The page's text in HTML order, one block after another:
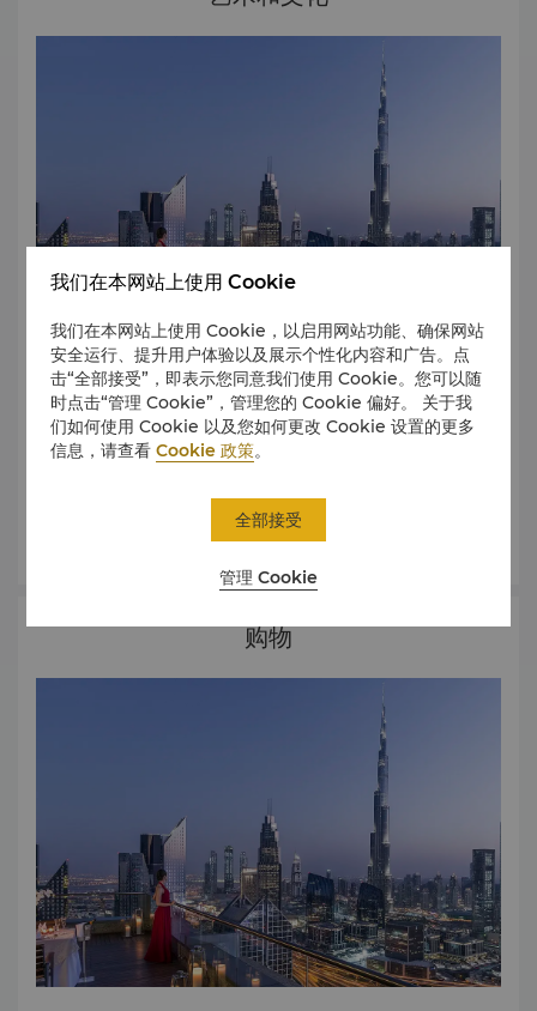
奇迹花园在冬季和春季开放，园中有超过 1.5 亿朵花同时争相
绽放。这座世界最大的自然花园占地超过 7.2 万平方米，因保
持吉尼斯世界纪录的鲜花造型闻名遐迩。其中还有世界最大的
室内蝴蝶园。
爱心湖
一个位于库卓湖区的隐藏景点，由两个互相连通的心形湖泊组
庆祝爱情的绝佳地点。
参观世界闻名的博物馆，领略迪拜老城的文化与传统，探访美
轮美奂的清真寺，让我们带您把握迪拜都市脉搏，寻访最热门
的文化景点。
未来博物馆（MOTF）是迪拜最著名的地标建筑之一，坐落在
这座城市的超级高速公路——谢赫·扎耶德路旁。这座博物馆由
迪拜未来基金会创建，于 2022 年 2 月 22 日开幕，展示了社
会将如何在未来几十年中借助科技迅速发展。
景点等多种元素，让参观者可以超越现在，展望未来的无限可
Al Seef
作为历史文化街区，Al Seef 是游客们购物、用餐和住宿的理
想之地。从购物摊贩到星巴克咖啡馆，Al Seef 每座建筑的外
立面都经过仿古装饰，古香古色的外观让您瞬间回到迪拜的过
去。
Abra Creek Crossing
An abra（阿拉伯语意为“穿越”）每隔几分钟发船，带游客沿
迪拜河探访四个站点。热闹非凡的迪拜河是迪拜人世代沿袭的
生命线，人们在此处定居，发展珍珠产业，并建成迪拜的第一
座港口。
迪拜历史街区
该区域面积达 1.5 平方公里，由 60 个独立的项目组成。大部
了解更多
购物
我们在本网站上使用 Cookie
我们在本网站上使用 Cookie，以启用网站功能、确保网站
安全运行、提升用户体验以及展示个性化内容和广告。点
击“全部接受”，即表示您同意我们使用 Cookie。您可以随
时点击“管理 Cookie”，管理您的 Cookie 偏好。 关于我
们如何使用 Cookie 以及您如何更改 Cookie 设置的更多
信息，请查看Cookie 政策。
管理 Cookie
全部接受